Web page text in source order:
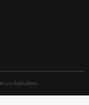
vorbehalten.